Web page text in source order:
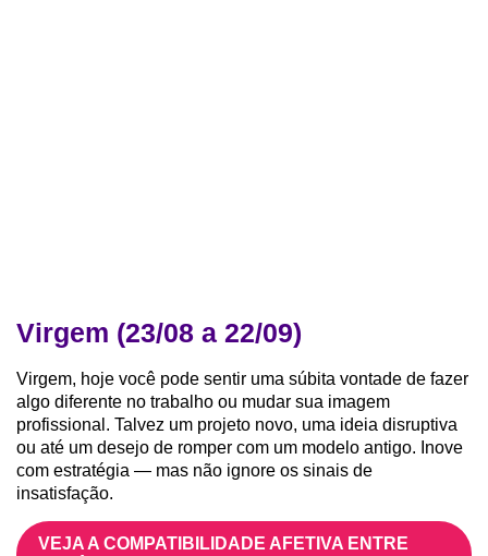
Virgem (23/08 a 22/09)
Virgem, hoje você pode sentir uma súbita vontade de fazer
algo diferente no trabalho ou mudar sua imagem
profissional. Talvez um projeto novo, uma ideia disruptiva
ou até um desejo de romper com um modelo antigo. Inove
com estratégia — mas não ignore os sinais de
insatisfação.
VEJA A COMPATIBILIDADE AFETIVA ENTRE